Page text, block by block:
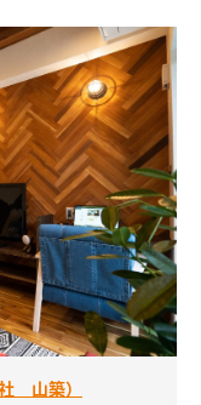
山築）